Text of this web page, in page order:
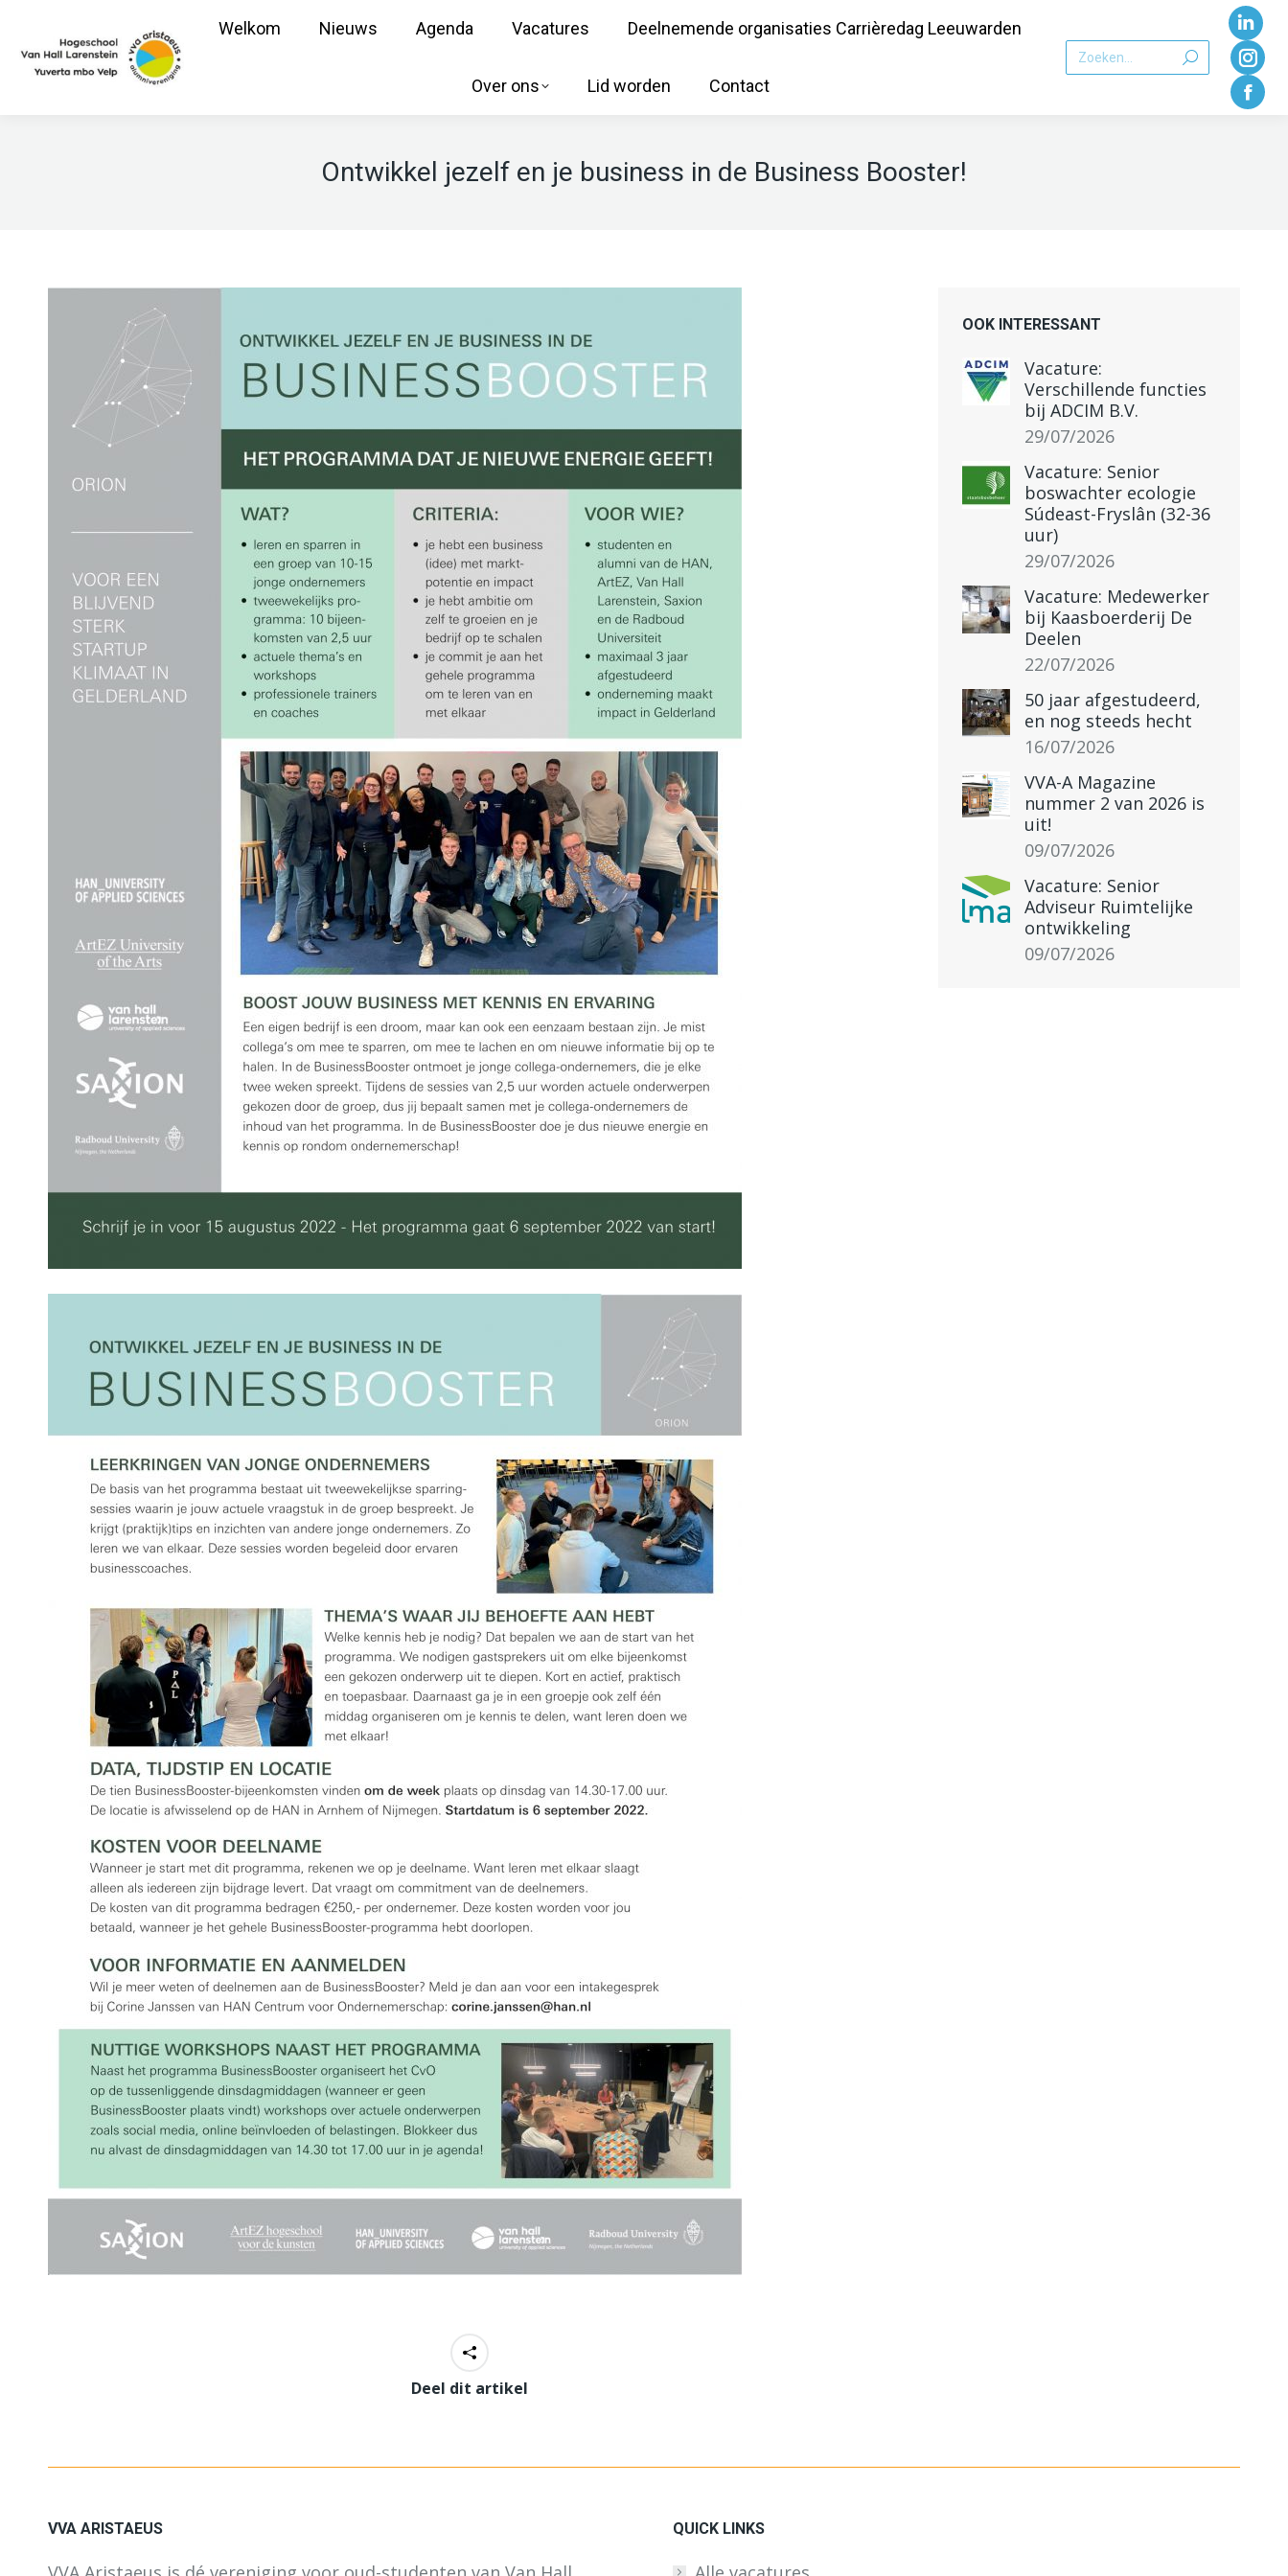
Welkom Nieuws Agenda Vacatures Deelnemende organisaties Carrièredag Leeuwarden
Over ons Lid worden Contact
Zoeken:
Ontwikkel jezelf en je business in de Business Booster!
Deel dit artikel
OOK INTERESSANT
Vacature:
Verschillende functies
bij ADCIM B.V.
29/07/2026
Vacature: Senior
boswachter ecologie
Súdeast-Fryslân (32-36
uur)
29/07/2026
Vacature: Medewerker
bij Kaasboerderij De
Deelen
22/07/2026
50 jaar afgestudeerd,
en nog steeds hecht
16/07/2026
VVA-A Magazine
nummer 2 van 2026 is
uit!
09/07/2026
Vacature: Senior
Adviseur Ruimtelijke
ontwikkeling
09/07/2026
VVA ARISTAEUS QUICK LINKS